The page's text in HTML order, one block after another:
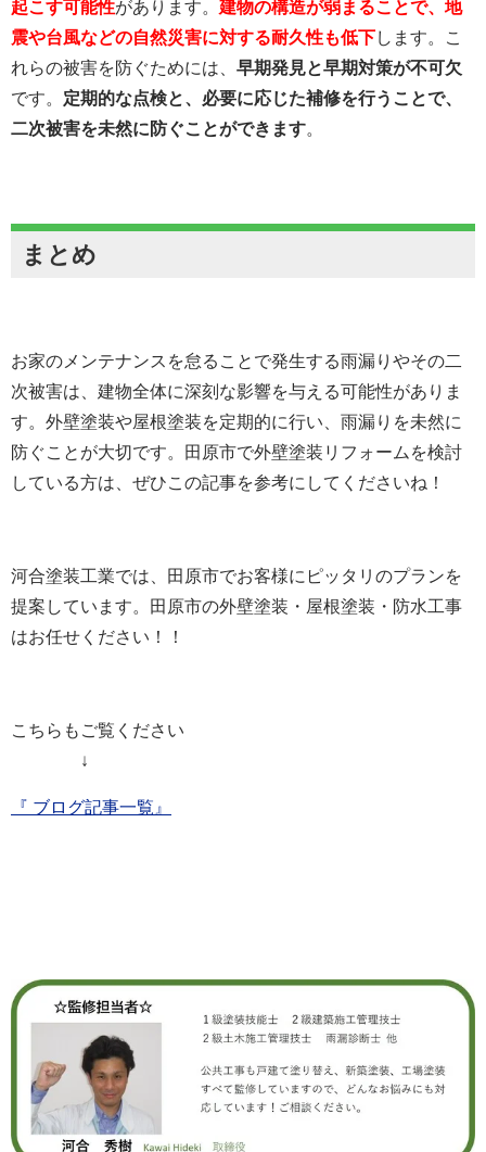
起こす可能性があります。 建物の構造が弱まることで、地
震や台風などの自然災害に対する耐久性も低下します。こ
れらの被害を防ぐためには、 早期発見と早期対策が不可欠
です。 定期的な点検と、必要に応じた補修を行うことで、
二次被害を未然に防ぐことができます。
まとめ
お家のメンテナンスを怠ることで発生する雨漏りやその二
次被害は、建物全体に深刻な影響を与える可能性がありま
す。外壁塗装や屋根塗装を定期的に行い、雨漏りを未然に
防ぐことが大切です。田原市で外壁塗装リフォームを検討
している方は、ぜひこの記事を参考にしてくださいね！
河合塗装工業では、田原市でお客様にピッタリのプランを
提案しています。田原市の外壁塗装・屋根塗装・防水工事
はお任せください！！
こちらもご覧ください
↓
『 ブログ記事一覧』